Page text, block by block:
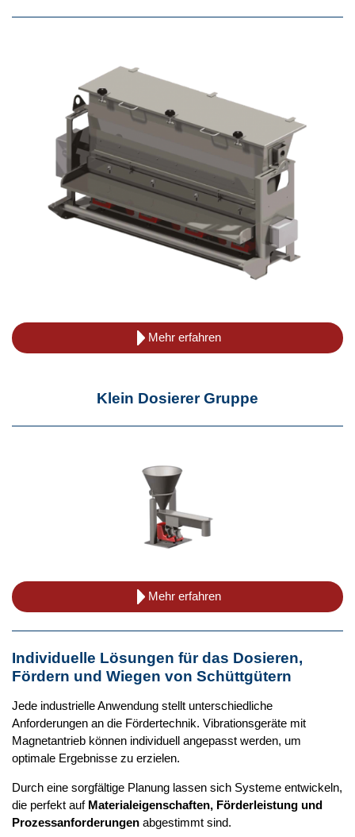
Mehr erfahren
Klein Dosierer Gruppe
Mehr erfahren
Individuelle Lösungen für das Dosieren,
Fördern und Wiegen von Schüttgütern
Jede industrielle Anwendung stellt unterschiedliche
Anforderungen an die Fördertechnik. Vibrationsgeräte mit
Magnetantrieb können individuell angepasst werden, um
optimale Ergebnisse zu erzielen.
Durch eine sorgfältige Planung lassen sich Systeme entwickeln,
die perfekt auf Materialeigenschaften, Förderleistung und
Prozessanforderungen abgestimmt sind.